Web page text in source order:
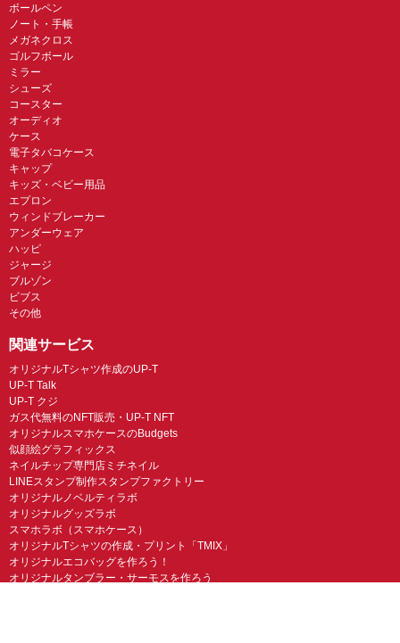
ボールペン
ノート・手帳
メガネクロス
ゴルフボール
ミラー
シューズ
コースター
オーディオ
ケース
電子タバコケース
キャップ
キッズ・ベビー用品
エプロン
ウィンドブレーカー
アンダーウェア
ハッピ
ジャージ
ブルゾン
ビブス
その他
関連サービス
オリジナルTシャツ作成のUP-T
UP-T Talk
UP-T クジ
ガス代無料のNFT販売・UP-T NFT
オリジナルスマホケースのBudgets
似顔絵グラフィックス
ネイルチップ専門店ミチネイル
LINEスタンプ制作スタンプファクトリー
オリジナルノベルティラボ
オリジナルグッズラボ
スマホラボ（スマホケース）
オリジナルTシャツの作成・プリント「TMIX」
オリジナルエコバッグを作ろう！
オリジナルタンブラー・サーモスを作ろう